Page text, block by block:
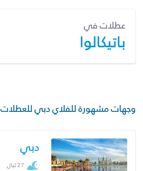
عطلات في
باتيكالوا
وجهات مشهورة للفلاي دبي للعطلات
دبي
27 ليال